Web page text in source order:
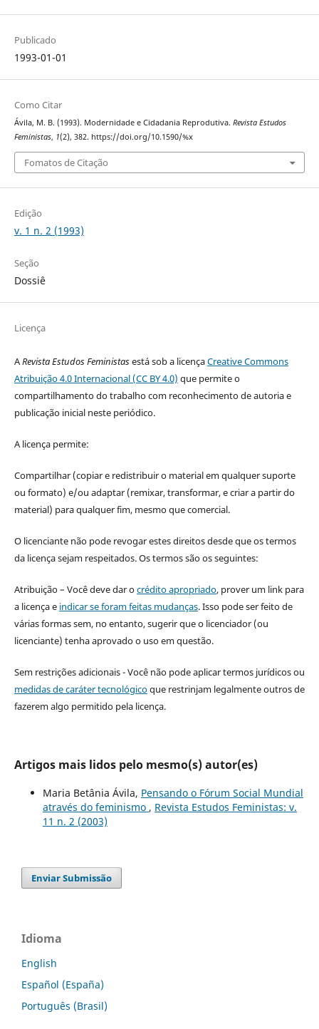
Publicado
1993-01-01
Como Citar
Ávila, M. B. (1993). Modernidade e Cidadania Reprodutiva. Revista Estudos
Feministas, 1(2), 382. https://doi.org/10.1590/%x
Fomatos de Citação
Edição
v. 1 n. 2 (1993)
Seção
Dossiê
Licença
ARevista Estudos Feministasestá sob a licençaCreative Commons
Atribuição 4.0 Internacional (CC BY 4.0) que permite o
compartilhamento do trabalho com reconhecimento de autoria e
publicação inicial neste periódico.
A licença permite:
Compartilhar (copiar e redistribuir o material em qualquer suporte
ou formato) e/ou adaptar (remixar, transformar, e criar a partir do
material) para qualquer fim, mesmo que comercial.
O licenciante não pode revogar estes direitos desde que os termos
da licença sejam respeitados. Os termos são os seguintes:
Atribuição – Você deve dar ocrédito apropriado, prover um link para
a licença e indicar se foram feitas mudanças. Isso pode ser feito de
várias formas sem, no entanto, sugerir que o licenciador (ou
licenciante) tenha aprovado o uso em questão.
Sem restrições adicionais - Você não pode aplicar termos jurídicos ou
medidas de caráter tecnológicoque restrinjam legalmente outros de
fazerem algo permitido pela licença.
Artigos mais lidos pelo mesmo(s) autor(es)
Maria Betânia Ávila, Pensando o Fórum Social Mundial
através do feminismo , Revista Estudos Feministas: v.
11 n. 2 (2003)
Enviar Submissão
Idioma
English
Español (España)
Português (Brasil)